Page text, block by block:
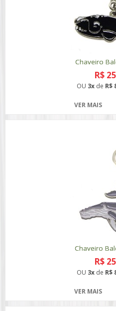
Chaveiro
R$
OU 3xde R$
VER MAIS
Chaveiro
R$
OU 3xde R$
VER MAIS